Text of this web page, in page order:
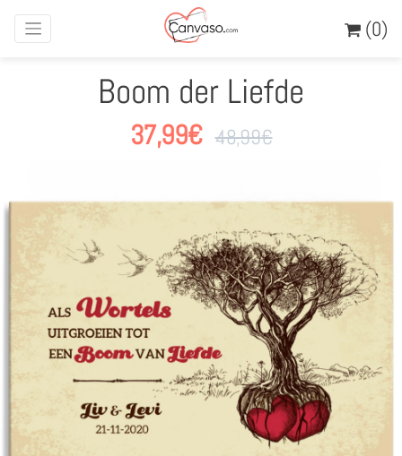
(0)
Boom der Liefde
37,99€ 48,99€